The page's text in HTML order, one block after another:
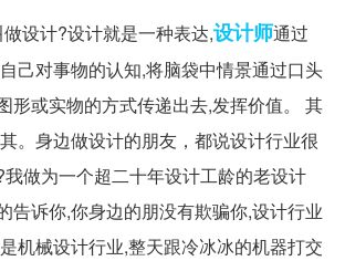
设计?设计就是一种表达,设计师通过
己对事物的认知,将脑袋中情景通过口头
形或实物的方式传递出去,发挥价值。 其
。身边做设计的朋友，都说设计行业很
做为一个超二十年设计工龄的老设计
告诉你,你身边的朋没有欺骗你,设计行业
机械设计行业,整天跟冷冰冰的机器打交